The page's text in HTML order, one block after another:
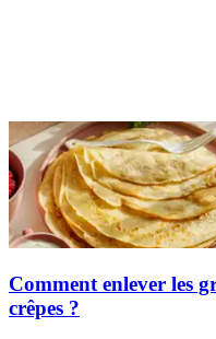
Comment enlever les
crêpes ?